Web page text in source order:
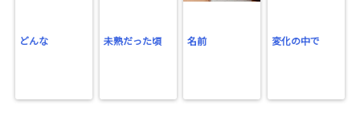
どんな 未熟だった頃 名前 変化の中で